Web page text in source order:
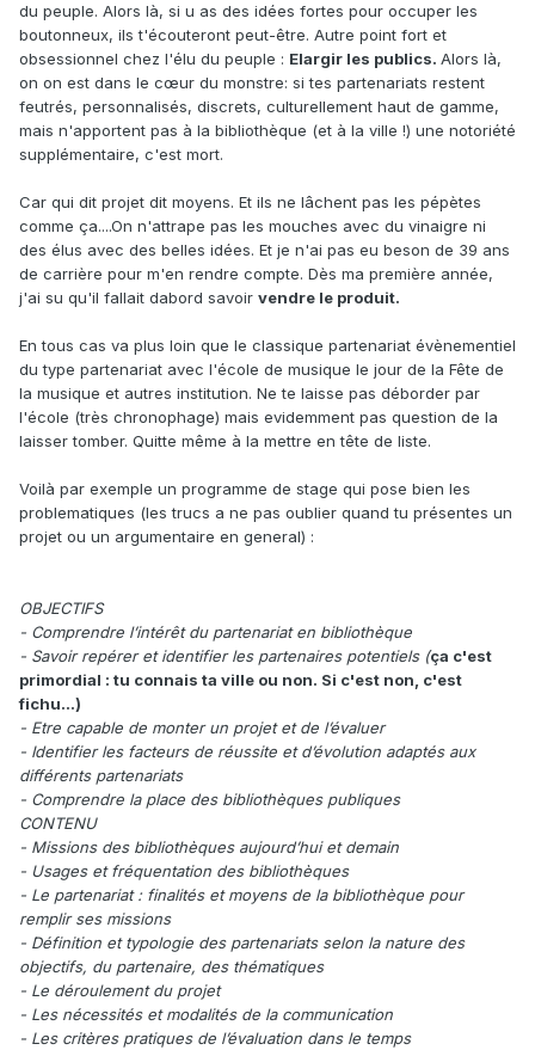
du peuple. Alors là, si u as des idées fortes pour occuper les
boutonneux, ils t'écouteront peut-être. Autre point fort et
obsessionnel chez l'élu du peuple : Elargir les publics. Alors là,
on on est dans le cœur du monstre: si tes partenariats restent
feutrés, personnalisés, discrets, culturellement haut de gamme,
mais n'apportent pas à la bibliothèque (et à la ville !) une notoriété
supplémentaire, c'est mort.
Car qui dit projet dit moyens. Et ils ne lâchent pas les pépètes
comme ça....On n'attrape pas les mouches avec du vinaigre ni
des élus avec des belles idées. Et je n'ai pas eu beson de 39 ans
de carrière pour m'en rendre compte. Dès ma première année,
j'ai su qu'il fallait dabord savoir vendre le produit.
En tous cas va plus loin que le classique partenariat évènementiel
du type partenariat avec l'école de musique le jour de la Fête de
la musique et autres institution. Ne te laisse pas déborder par
l'école (très chronophage) mais evidemment pas question de la
laisser tomber. Quitte même à la mettre en tête de liste.
Voilà par exemple un programme de stage qui pose bien les
problematiques (les trucs a ne pas oublier quand tu présentes un
projet ou un argumentaire en general) :
OBJECTIFS
- Comprendre l’intérêt du partenariat en bibliothèque
- Savoir repérer et identifier les partenaires potentiels (ça c'est
primordial : tu connais ta ville ou non. Si c'est non, c'est
fichu...)
- Etre capable de monter un projet et de l’évaluer
- Identifier les facteurs de réussite et d’évolution adaptés aux
différents partenariats
- Comprendre la place des bibliothèques publiques
CONTENU
- Missions des bibliothèques aujourd’hui et demain
- Usages et fréquentation des bibliothèques
- Le partenariat : finalités et moyens de la bibliothèque pour
remplir ses missions
- Définition et typologie des partenariats selon la nature des
objectifs, du partenaire, des thématiques
- Le déroulement du projet
- Les nécessités et modalités de la communication
- Les critères pratiques de l’évaluation dans le temps